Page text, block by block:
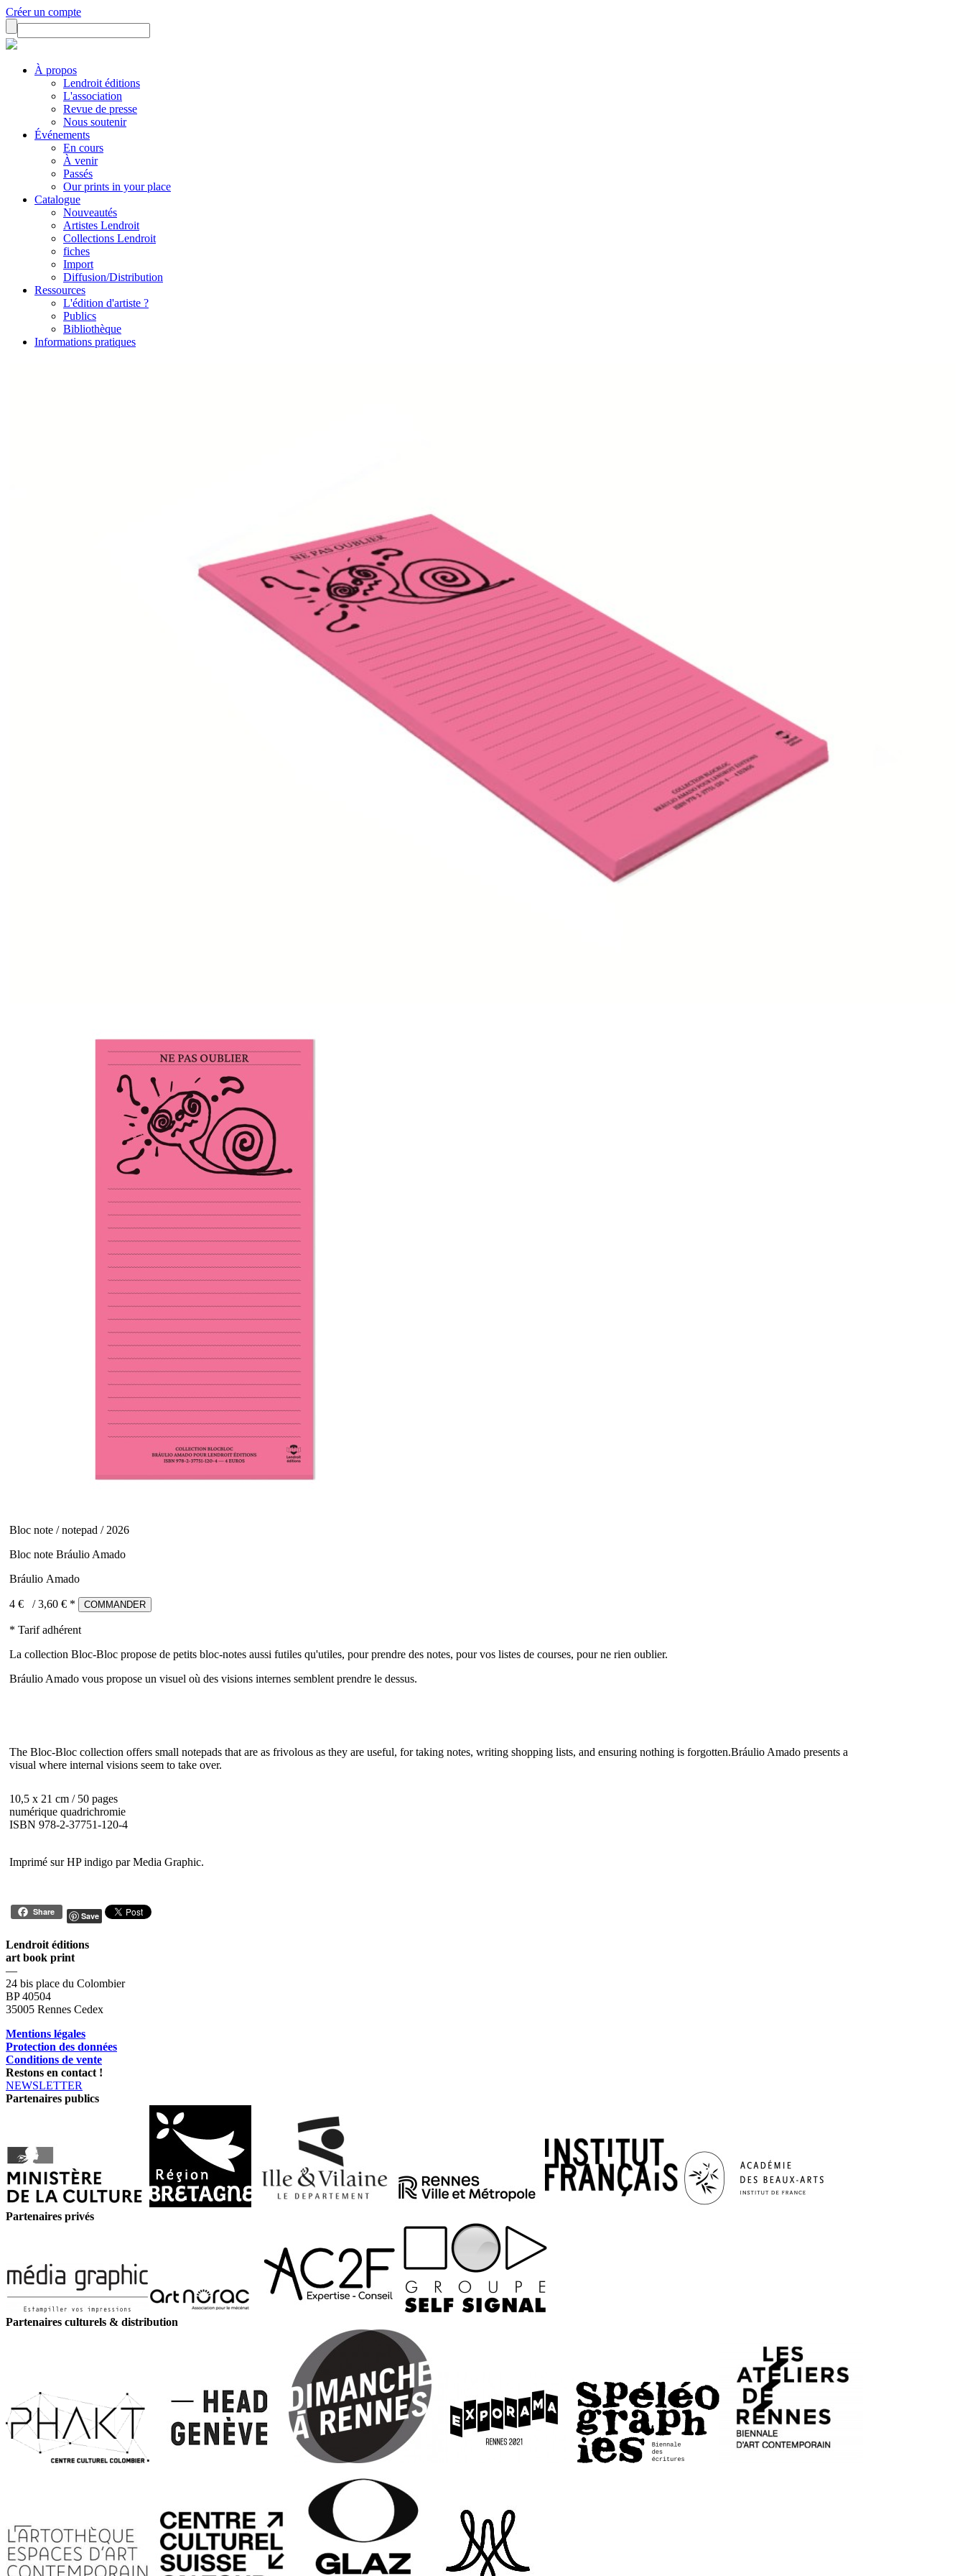
Créer un compte
À propos
Lendroit éditions
L'association
Revue de presse
Nous soutenir
Événements
En cours
À venir
Passés
Our prints in your place
Catalogue
Nouveautés
Artistes Lendroit
Collections Lendroit
fiches
Import
Diffusion/Distribution
Ressources
L'édition d'artiste ?
Publics
Bibliothèque
Informations pratiques
Bloc note / notepad / 2026
Bloc note Bráulio Amado
Bráulio Amado
4 € /3,60 € * COMMANDER
* Tarif adhérent
La collection Bloc-Bloc propose de petits bloc-notes aussi futiles qu'utiles, pour prendre des notes, pour vos listes de courses, pour ne rien oublier.
Bráulio Amado vous propose un visuel où des visions internes semblent prendre le dessus.
The Bloc-Bloc collection offers small notepads that are as frivolous as they are useful, for taking notes, writing shopping lists, and ensuring nothing is forgotten.Bráulio Amado presents a
visual where internal visions seem to take over.
10,5 x 21 cm / 50 pages
numérique quadrichromie
ISBN 978-2-37751-120-4
Imprimé sur HP indigo par Media Graphic.
Share Save
Lendroit éditions
art book print
—
24 bis place du Colombier
BP 40504
35005 Rennes Cedex
Mentions légales
Protection des données
Conditions de vente
Restons en contact !
NEWSLETTER
Partenaires publics
Partenaires privés
Partenaires culturels & distribution